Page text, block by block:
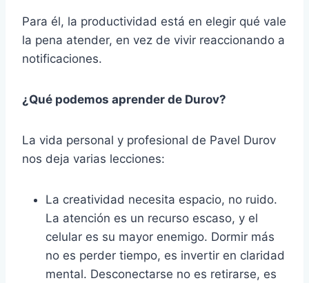
Para él, la productividad está en elegir qué vale
la pena atender, en vez de vivir reaccionando a
notificaciones.
¿Qué podemos aprender de Durov?
La vida personal y profesional de Pavel Durov
nos deja varias lecciones:
La creatividad necesita espacio, no ruido.
La atención es un recurso escaso, y el
celular es su mayor enemigo. Dormir más
no es perder tiempo, es invertir en claridad
mental. Desconectarse no es retirarse, es